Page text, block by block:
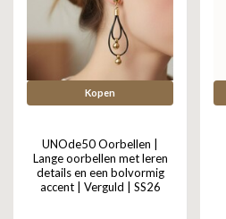
Kopen
UNOde50 Oorbellen |
Lange oorbellen met leren
details en een bolvormig
accent | Verguld | SS26